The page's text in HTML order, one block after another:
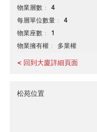
物業層數 4
每層單位數量 4
物業座數 1
物業擁有權 多業權
< 回到大廈詳細頁面
松苑位置